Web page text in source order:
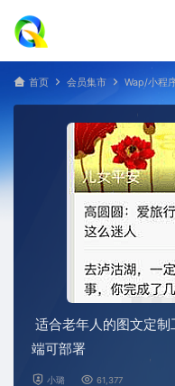
首页 会员集市 Wap/小程
适合老年人的图文定
端可部署
小璐 61,377